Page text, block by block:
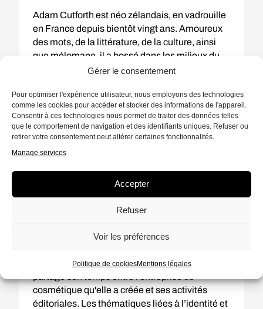
Gérer le consentement
Pour optimiser l'expérience utilisateur, nous employons des technologies
comme les cookies pour accéder et stocker des informations de l'appareil.
Consentir à ces technologies nous permet de traiter des données telles
que le comportement de navigation et des identifiants uniques. Refuser ou
retirer votre consentement peut altérer certaines fonctionnalités.
Manage services
Accepter
Refuser
Voir les préférences
Politique de cookiesMentions légales
Adam Cutforth est néo zélandais, en vadrouille
en France depuis bientôt vingt ans. Amoureux
des mots, de la littérature, de la culture, ainsi
que mélomane, il a bossé dans les milieux du
droit, la comm', et l'apprentissage. Capable de
est : Communauté !
TOUS SES ÉPISODES
Bilguissa Diallo
Journaliste et auteur de trois livres, Bilguissa
cosmétique qu'elle a créée et ses activités
éditoriales. Les thématiques liées à l’identité et